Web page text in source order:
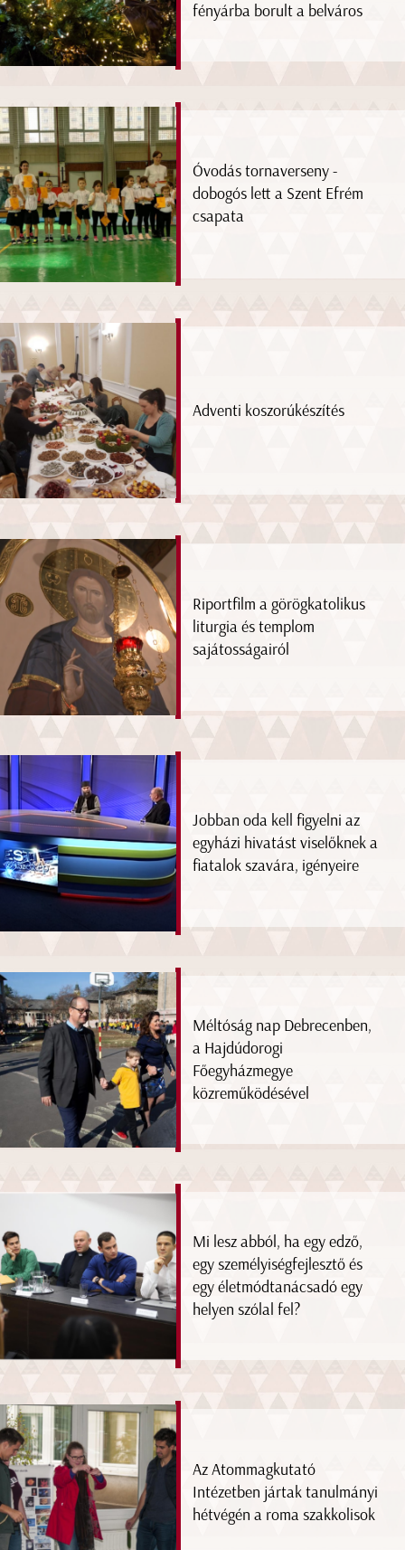
fényárba borult a belváros
Óvodás tornaverseny -
dobogós lett a Szent Efrém
csapata
Adventi koszorúkészítés
Riportfilm a görögkatolikus
liturgia és templom
sajátosságairól
Jobban oda kell figyelni az
egyházi hivatást viselőknek a
fiatalok szavára, igényeire
Méltóság nap Debrecenben,
a Hajdúdorogi
Főegyházmegye
közreműködésével
Mi lesz abból, ha egy edző,
egy személyiségfejlesztő és
egy életmódtanácsadó egy
helyen szólal fel?
Az Atommagkutató
Intézetben jártak tanulmányi
hétvégén a roma szakkolisok